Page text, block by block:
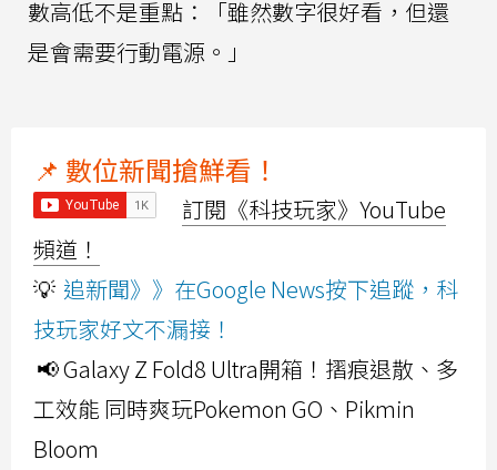
數高低不是重點：「雖然數字很好看，但還
是會需要行動電源。」
📌 數位新聞搶鮮看！
訂閱《科技玩家》YouTube
頻道！
💡 追新聞》》在Google News按下追蹤，科
技玩家好文不漏接！
📢 Galaxy Z Fold8 Ultra開箱！摺痕退散、多
工效能 同時爽玩Pokemon GO、Pikmin
Bloom